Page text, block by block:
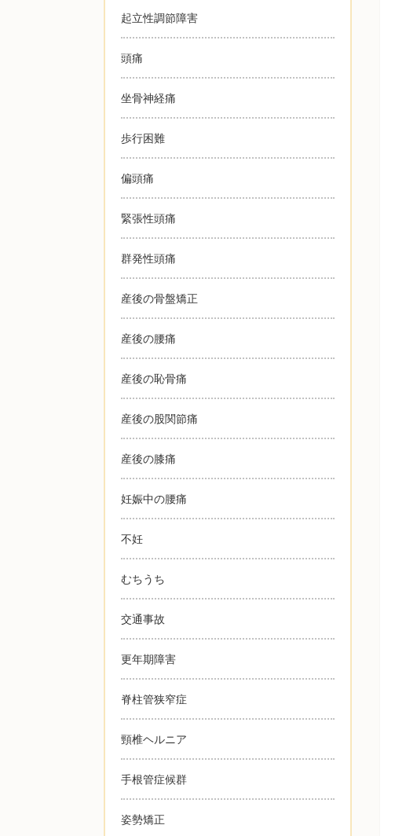
起立性調節障害
頭痛
坐骨神経痛
歩行困難
偏頭痛
緊張性頭痛
群発性頭痛
産後の骨盤矯正
産後の腰痛
産後の恥骨痛
産後の股関節痛
産後の膝痛
妊娠中の腰痛
不妊
むちうち
交通事故
更年期障害
脊柱管狭窄症
頸椎ヘルニア
手根管症候群
姿勢矯正